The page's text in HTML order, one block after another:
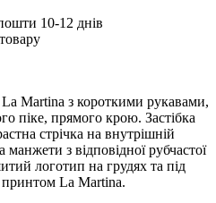
10-12 днів
Martina з короткими рукавами,
піке, прямого крою. Застібка
стрічка на внутрішній
манжети з відповідної рубчастої
логотип на грудях та під
принтом La Martina.